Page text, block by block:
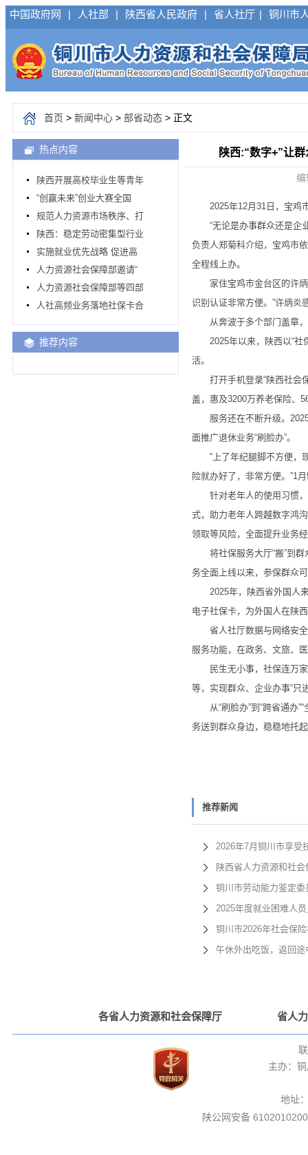
中国政府网 | 人社部 | 陕西省人民政府 | 省人社厅 | 铜川市
首页 > 新闻中心 > 部省动态 > 正文
热点内容
陕西开展高校毕业生等青年
“创赢未来”创业大赛全国
规范人力资源市场秩序、打
陕西：稳定劳动密集型行业
实施就业优先战略 促进高
人力资源社会保障部邀请“
人力资源社会保障部等四部
人社高频业务落地社保卡合
推荐内容
陕西:“数字+”让
编
2025年12月31日，宝鸡市
“无论是办事群众还是企业
负责人郑菊科介绍，宝鸡市
全程线上办。
家住宝鸡市金台区的许炳
识别认证非常方便。”许炳炎
从奔波于多个部门盖章，
2025年以来，陕西以“社保
活。
打开手机登录“陕西社会保
盖，惠及3200万养老保险、
服务还在不断升级。2025
面推广退休业务“刷脸办”。
“上了年纪腿脚不方便，现
险就办好了，非常方便。”1
针对老年人的使用习惯，
式，助力老年人跨越数字鸿
领取等风险，全面提升业务
将社保服务大厅“搬”到群
务全面上线以来，参保群众
2025年，陕西省外国人来
电子社保卡，为外国人在陕
省人社厅数据与网络安全
服务功能，在政务、文旅、
民生无小事，社保连万家
等，实现群众、企业办事“只
从“刷脸办”到“跨省通办”“
务送到群众身边，稳稳地托
推荐新闻
2026年7月铜川市享受
陕西省人力资源和社
铜川市劳动能力鉴定
2025年度就业困难人
铜川市2026年社会保
午休外出吃饭，返回
各省人力资源和社会保障厅 省人
主办：
地址
陕公网安备